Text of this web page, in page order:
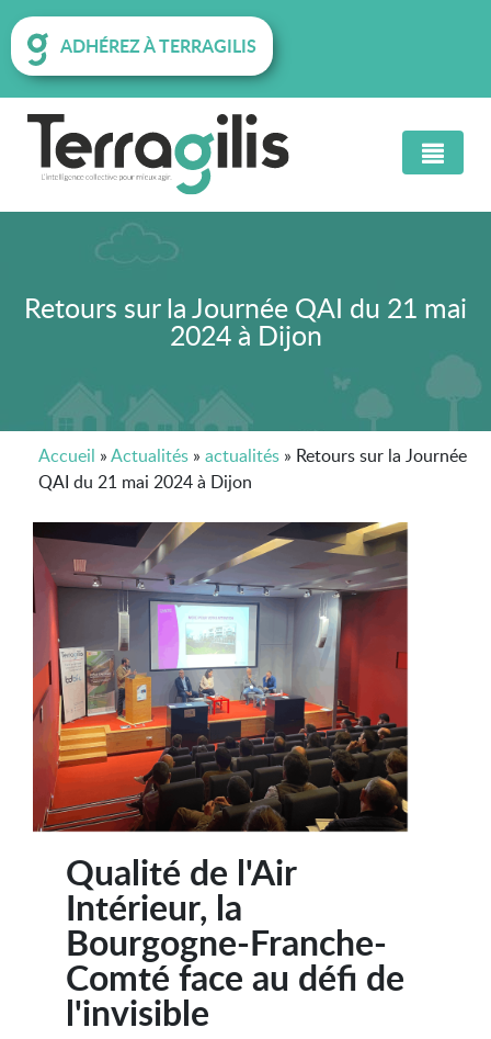
ADHÉREZ À TERRAGILIS
Retours sur la Journée QAI du 21 mai
2024 à Dijon
Accueil »Actualités » actualités » Retours sur la Journée
QAI du 21 mai 2024 à Dijon
Qualité de l'Air
Intérieur, la
Bourgogne-Franche-
Comté face au défi de
l'invisible